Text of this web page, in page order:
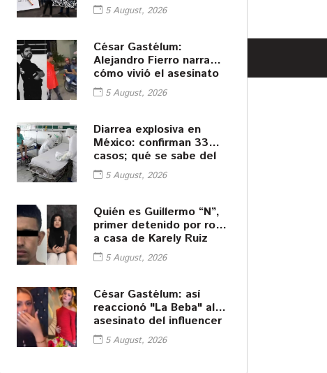
5 August, 2026
César Gastélum:
Alejandro Fierro narra
cómo vivió el asesinato
del influencer
5 August, 2026
Diarrea explosiva en
México: confirman 33
casos; qué se sabe del
brote5 August, 2026
Quién es Guillermo “N”,
primer detenido por robo
a casa de Karely Ruiz
5 August, 2026
César Gastélum: así
reaccionó "La Beba" al
asesinato del influencer
5 August, 2026